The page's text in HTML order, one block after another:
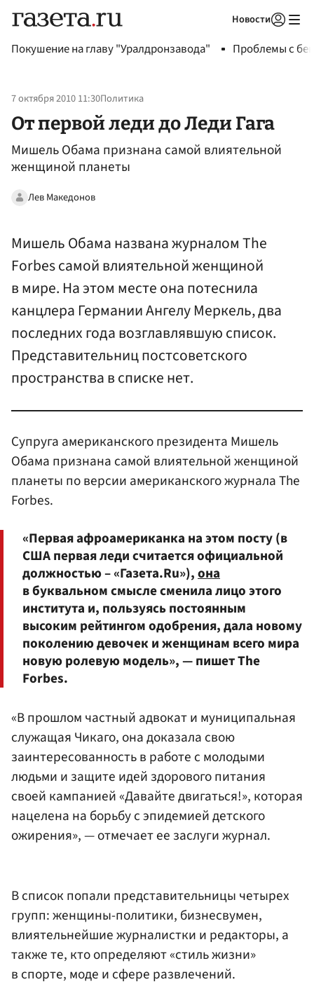
Новости
Покушение на главу "Уралдронзавода" Проблемы с
7 октября 2010 11:30Политика
От первой леди до Леди Гага
Мишель Обама признана самой влиятельной
женщиной планеты
Лев Македонов
Мишель Обама названа журналом The
Forbes самой влиятельной женщиной
в мире. На этом месте она потеснила
канцлера Германии Ангелу Меркель, два
последних года возглавлявшую список.
Представительниц постсоветского
пространства в списке нет.
Супруга американского президента Мишель
Обама признана самой влиятельной женщиной
планеты по версии американского журнала The
Forbes.
«Первая афроамериканка на этом посту (в
США первая леди считается официальной
должностью – «Газета.Ru»),она
в буквальном смысле сменила лицо этого
института и, пользуясь постоянным
высоким рейтингом одобрения, дала новому
поколению девочек и женщинам всего мира
новую ролевую модель», — пишет The
Forbes.
«В прошлом частный адвокат и муниципальная
служащая Чикаго, она доказала свою
заинтересованность в работе с молодыми
людьми и защите идей здорового питания
своей кампанией «Давайте двигаться!», которая
нацелена на борьбу с эпидемией детского
ожирения», — отмечает ее заслуги журнал.
В список попали представительницы четырех
групп: женщины-политики, бизнесвумен,
влиятельнейшие журналистки и редакторы, а
также те, кто определяют «стиль жизни»
в спорте, моде и сфере развлечений.